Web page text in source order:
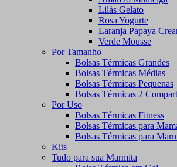
Lilás Gelato
Rosa Yogurte
Laranja Papaya
Verde Mousse
Por Tamanho
Bolsas Térmicas Grandes
Bolsas Térmicas Médias
Bolsas Térmicas Pequenas
Bolsas Térmicas 2
Por Uso
Bolsas Térmicas Fitness
Bolsas Térmicas para
Bolsas Térmicas para
Kits
Tudo para sua Marmita